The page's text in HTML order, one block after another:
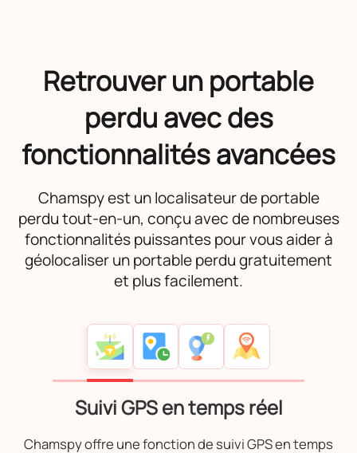
Retrouver un portable
perdu avec des
fonctionnalités avancées
Chamspy est un localisateur de portable
perdu tout-en-un, conçu avec de nombreuses
fonctionnalités puissantes pour vous aider à
géolocaliser un portable perdu gratuitement
et plus facilement.
Suivi GPS en temps réel
Chamspy offre une fonction de suivi GPS en temps